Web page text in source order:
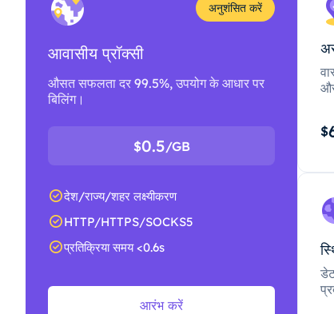
अनुशंसित करें
आवासीय प्रॉक्सी
औसत सफलता दर 99.5%, उपयोग के आधार पर
बिलिंग।
$0.5/GB
देश/राज्य/शहर लक्ष्यीकरण
HTTP/HTTPS/SOCKS5
प्रतिक्रिया समय <0.6s
आरंभ करें
$